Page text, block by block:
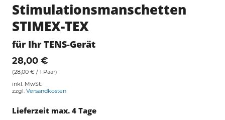
Stimulationsmanschetten
STIMEX-TEX
für Ihr TENS-Gerät
28,00 €
(28,00 € / 1 Paar)
inkl. MwSt.
zzgl. Versandkosten
Lieferzeit max. 4 Tage